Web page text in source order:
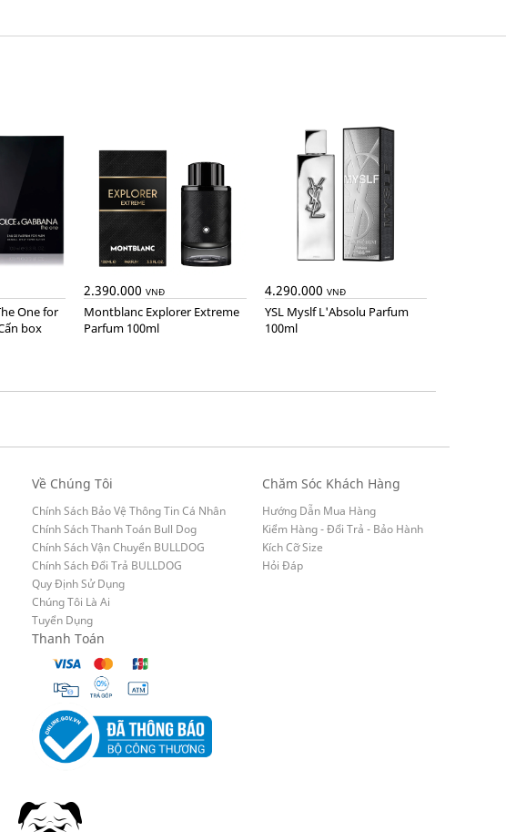
box
2.390.000VNĐ
Montblanc Explorer Extreme
Parfum 100ml
4.290.000 VNĐ
YSL Myslf L'Absolu Parfum
100ml
Về Chúng Tôi
Chính Sách Bảo Vệ Thông Tin Cá Nhân
Chính Sách Thanh Toán Bull Dog
Chính Sách Vận Chuyển BULLDOG
Chính Sách Đổi Trả BULLDOG
Quy Định Sử Dụng
Chúng Tôi Là Ai
Tuyển Dụng
Chăm Sóc Khách Hàng
Hướng Dẫn Mua Hàng
Kiểm Hàng - Đổi Trả - Bảo Hành
Kích Cỡ Size
Hỏi Đáp
Thanh Toán